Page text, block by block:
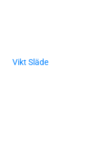
Vikt Släde